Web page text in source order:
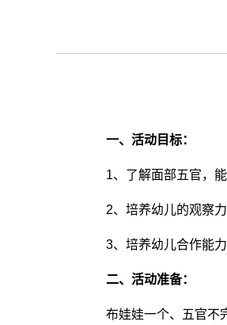
一、活动目标：
1、了解面部五官，能
2、培养幼儿的观察力
3、培养幼儿合作能力
二、活动准备：
布娃娃一个、五官不